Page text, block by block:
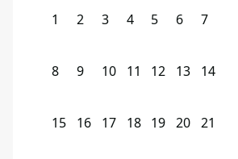
1 2 3 4 5 6 7
8 9 10 11 12 13 14
15 16 17 18 19 20 21